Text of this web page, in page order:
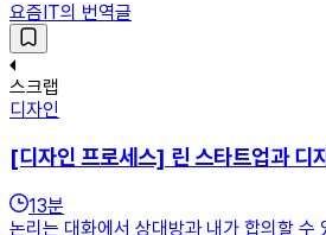
요즘IT의 번역글
스크랩
디자인
[디자인 프로세스] 린 스타트업과 디
13분
논리는 대화에서 상대방과 내가 합의할